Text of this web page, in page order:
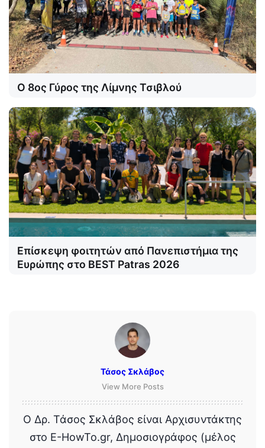
Ο 8ος Γύρος της Λίμνης Τσιβλού
Επίσκεψη φοιτητών από Πανεπιστήμια της
Ευρώπης στο BEST Patras 2026
Τάσος Σκλάβος
View More Posts
Ο Δρ. Τάσος Σκλάβος είναι Αρχισυντάκτης
στο E-HowTo.gr, Δημοσιογράφος (μέλος